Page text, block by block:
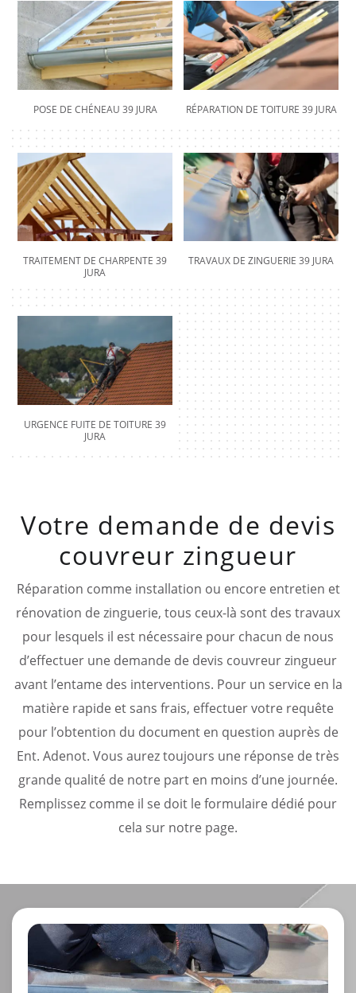
POSE DE CHÉNEAU 39 JURA RÉPARATION DE TOITURE 39 JURA
TRAITEMENT DE CHARPENTE 39
JURA
TRAVAUX DE ZINGUERIE 39 JURA
URGENCE FUITE DE TOITURE 39
JURA
Votre demande de devis
couvreur zingueur
Réparation comme installation ou encore entretien et
rénovation de zinguerie, tous ceux-là sont des travaux
pour lesquels il est nécessaire pour chacun de nous
d’effectuer une demande de devis couvreur zingueur
avant l’entame des interventions. Pour un service en la
matière rapide et sans frais, effectuer votre requête
pour l’obtention du document en question auprès de
Ent. Adenot. Vous aurez toujours une réponse de très
grande qualité de notre part en moins d’une journée.
Remplissez comme il se doit le formulaire dédié pour
cela sur notre page.